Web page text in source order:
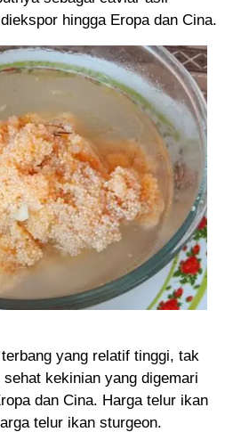
hingga Eropa dan Cina.
yang relatif tinggi, tak
kekinian yang digemari
dan Cina. Harga telur ikan
telur ikan sturgeon.